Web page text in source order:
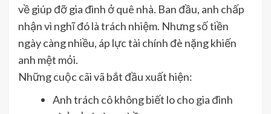
về giúp đỡ gia đình ở quê nhà. Ban đầu, anh chấp
nhận vì nghĩ đó là trách nhiệm. Nhưng số tiền
ngày càng nhiều, áp lực tài chính đè nặng khiến
anh mệt mỏi.
Những cuộc cãi vã bắt đầu xuất hiện:
Anh trách cô không biết lo cho gia đình